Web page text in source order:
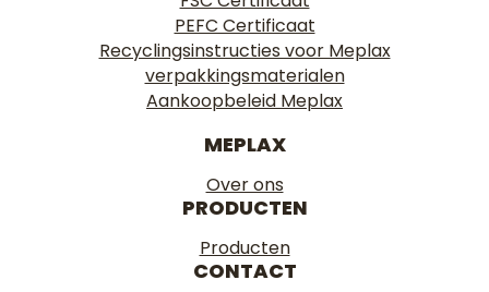
PEFC Certificaat
Recyclingsinstructies voor Meplax
verpakkingsmaterialen
Aankoopbeleid Meplax
MEPLAX
Over ons
PRODUCTEN
Producten
CONTACT